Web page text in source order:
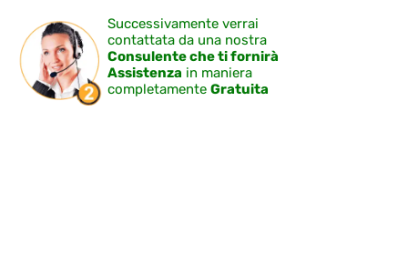
Successivamente verrai
contattata da una nostra
Consulente che ti fornirà
Assistenza in maniera
completamente Gratuita